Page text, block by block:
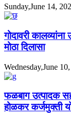
Sunday,June 14,
गोदावरी
मोठा दिलासा
Wednesday,June
फळबाग उत्पादक
होळकर कर्जमुक्ती